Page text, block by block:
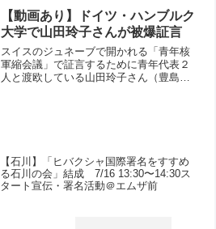
【動画あり】ドイツ・ハンブルク
大学で山田玲子さんが被爆証言
スイスのジュネーブで開かれる「青年核
軍縮会議」で証言するために青年代表２
人と渡欧している山田玲子さん（豊島区
【石川】「ヒバクシャ国際署名をすすめ
る石川の会」結成 7/16 13:30〜14:30ス
タート宣伝・署名活動＠エムザ前